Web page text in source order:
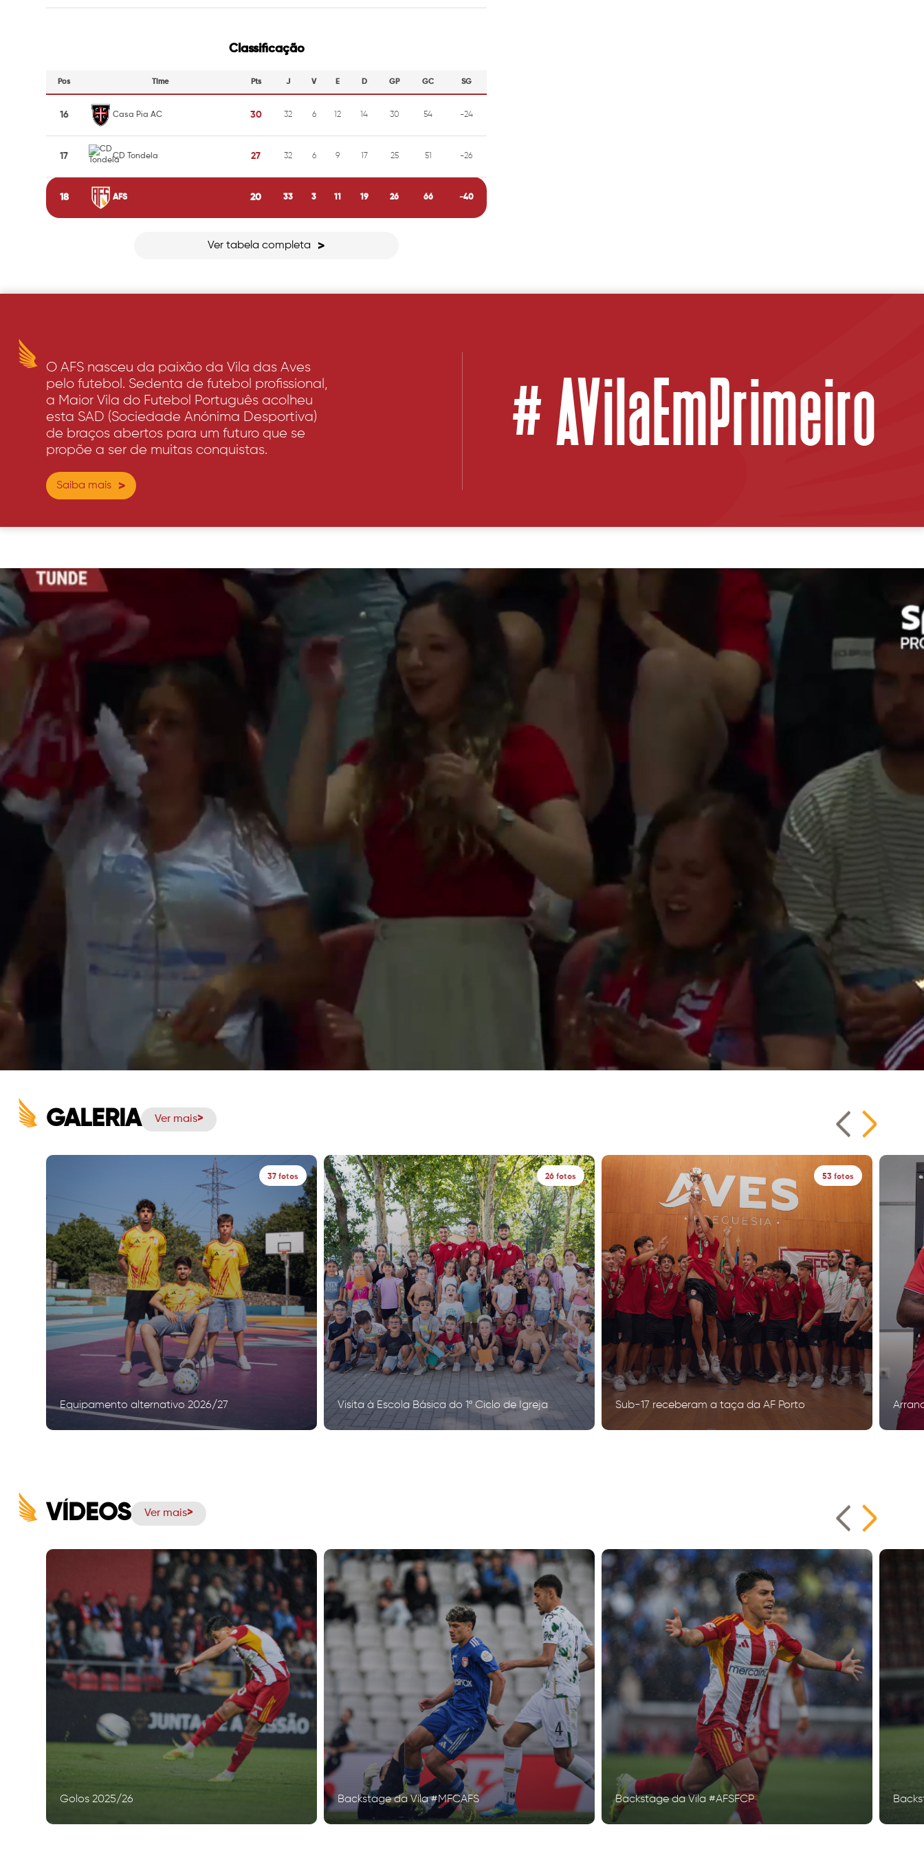
Classificação
Pos Time Pts J V E D GP GC SG
16 Casa Pia AC 30 32 6 12 14 30 54 -24
17 CD Tondela 27 32 6 9 17 25 51 -26
18 AFS 20 33 3 11 19 26 66 -40
Ver tabela completa >
O AFS nasceu da paixão da Vila das Aves
pelo futebol. Sedenta de futebol profissional,
a Maior Vila do Futebol Português acolheu
esta SAD (Sociedade Anónima Desportiva)
de braços abertos para um futuro que se
propõe a ser de muitas conquistas.
Saiba mais > #AVilaEmPrimeiro
GALERIA Ver mais
37 fotos
Equipamento alternativo 2026/27
26 fotos
Visita à Escola Básica do 1º Ciclo de Igreja
53 fotos
Sub-17 receberam a taça da AF Porto
VÍDEOS Ver mais
Golos 2025/26 Backstage da Vila #MFCAFS Backstage da Vila #AFSFCP